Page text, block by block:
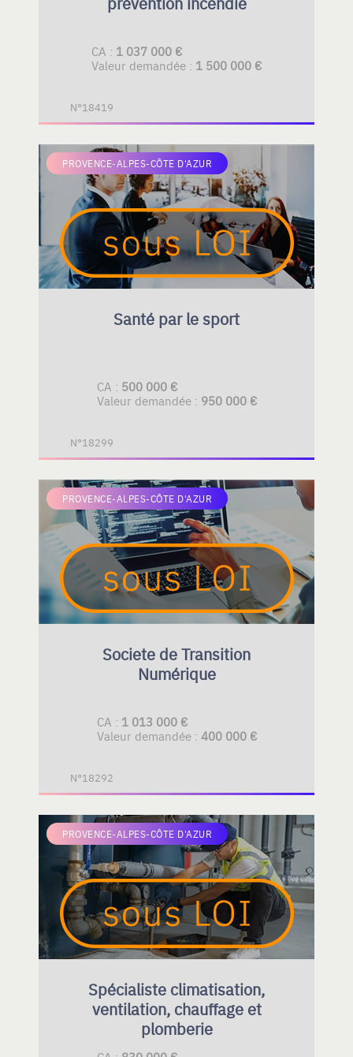
CA : 1 037 000 €
Valeur demandée : 1 500 000 €
N°18419
PROVENCE-ALPES-CÔTE D'AZUR
Santé par le sport
CA : 500 000 €
Valeur demandée : 950 000 €
N°18299
PROVENCE-ALPES-CÔTE D'AZUR
Societe de Transition
Numérique
CA : 1 013 000 €
Valeur demandée : 400 000 €
N°18292
PROVENCE-ALPES-CÔTE D'AZUR
Spécialiste climatisation,
ventilation, chauffage et
plomberie